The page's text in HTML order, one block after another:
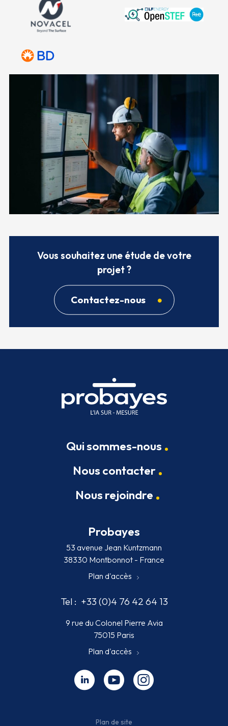
Vous souhaitez une étude de votre
projet ?
Contactez-nous
Qui sommes-nous
Nous contacter
Nous rejoindre
Probayes
53 avenue Jean Kuntzmann
38330 Montbonnot - France
Plan d'accès
Tel : +33 (0)4 76 42 64 13
9 rue du Colonel Pierre Avia
75015 Paris
Plan d'accès
Linkedin - nouvelle fenêtre
Youtube - nouvelle fenêtre
Instagram - nouvelle
Plan de site